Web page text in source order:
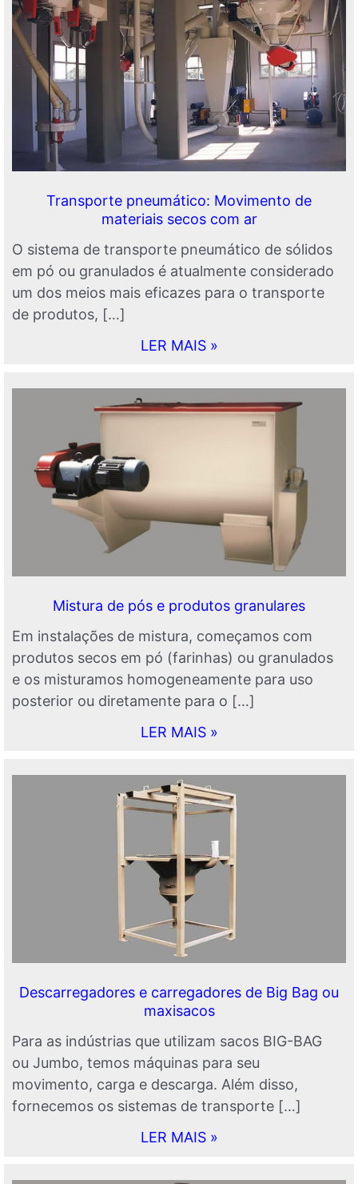
Transporte pneumático: Movimento de
materiais secos com ar
O sistema de transporte pneumático de sólidos
em pó ou granulados é atualmente considerado
um dos meios mais eficazes para o transporte
de produtos, […]
LER MAIS »
Mistura de pós e produtos granulares
Em instalações de mistura, começamos com
produtos secos em pó (farinhas) ou granulados
e os misturamos homogeneamente para uso
posterior ou diretamente para o […]
LER MAIS »
Descarregadores e carregadores de Big Bag ou
maxisacos
Para as indústrias que utilizam sacos BIG-BAG
ou Jumbo, temos máquinas para seu
movimento, carga e descarga. Além disso,
fornecemos os sistemas de transporte […]
LER MAIS »